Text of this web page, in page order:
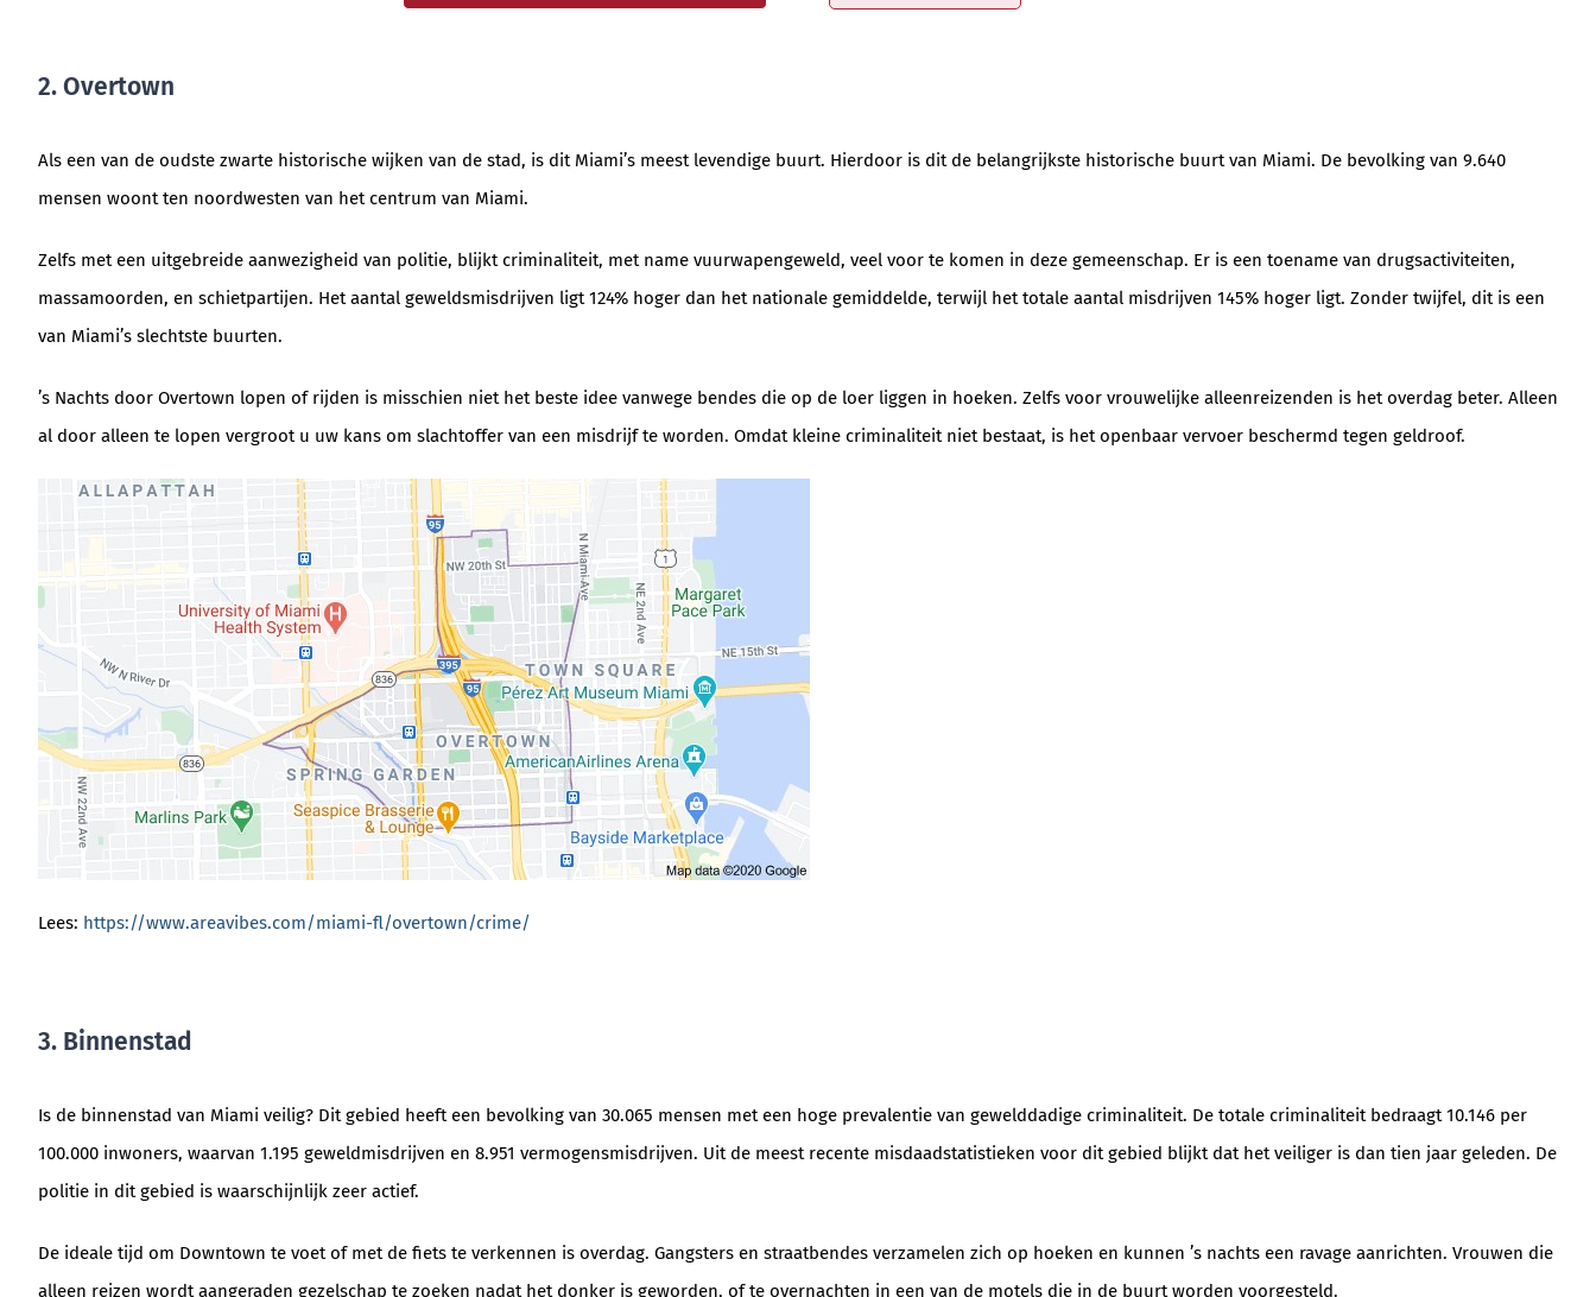
2. Overtown
Als een van de oudste zwarte historische wijken van de stad, is dit Miami’s meest levendige buurt. Hierdoor is dit de belangrijkste historische buurt van Miami. De bevolking van 9.640
mensen woont ten noordwesten van het centrum van Miami.
Zelfs met een uitgebreide aanwezigheid van politie, blijkt criminaliteit, met name vuurwapengeweld, veel voor te komen in deze gemeenschap. Er is een toename van drugsactiviteiten,
massamoorden, en schietpartijen. Het aantal geweldsmisdrijven ligt 124% hoger dan het nationale gemiddelde, terwijl het totale aantal misdrijven 145% hoger ligt. Zonder twijfel, dit is een
van Miami’s slechtste buurten.
’s Nachts door Overtown lopen of rijden is misschien niet het beste idee vanwege bendes die op de loer liggen in hoeken. Zelfs voor vrouwelijke alleenreizenden is het overdag beter. Alleen
al door alleen te lopen vergroot u uw kans om slachtoffer van een misdrijf te worden. Omdat kleine criminaliteit niet bestaat, is het openbaar vervoer beschermd tegen geldroof.
Lees: https://www.areavibes.com/miami-fl/overtown/crime/
3. Binnenstad
Is de binnenstad van Miami veilig? Dit gebied heeft een bevolking van 30.065 mensen met een hoge prevalentie van gewelddadige criminaliteit. De totale criminaliteit bedraagt 10.146 per
100.000 inwoners, waarvan 1.195 geweldmisdrijven en 8.951 vermogensmisdrijven. Uit de meest recente misdaadstatistieken voor dit gebied blijkt dat het veiliger is dan tien jaar geleden. De
politie in dit gebied is waarschijnlijk zeer actief.
De ideale tijd om Downtown te voet of met de fiets te verkennen is overdag. Gangsters en straatbendes verzamelen zich op hoeken en kunnen ’s nachts een ravage aanrichten. Vrouwen die
alleen reizen wordt aangeraden gezelschap te zoeken nadat het donker is geworden, of te overnachten in een van de motels die in de buurt worden voorgesteld.